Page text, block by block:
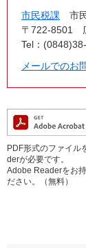
市民税課
市
〒722-8501
Tel：
メールでのお
PDF形式のファイル
derが必要です。
Adobe Readerをお
ださい。（無料）